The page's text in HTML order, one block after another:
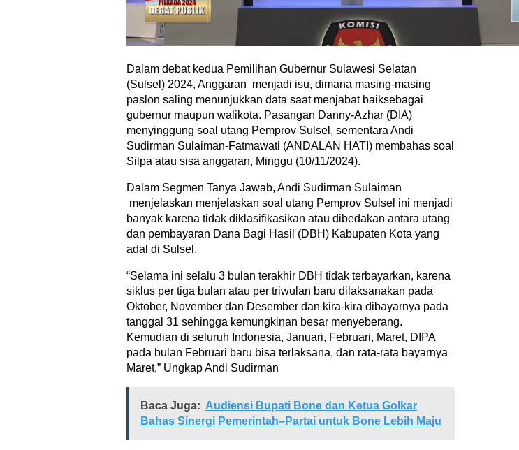
Dalam debat kedua Pemilihan Gubernur Sulawesi Selatan
(Sulsel) 2024, Anggaran menjadi isu, dimana masing-masing
paslon saling menunjukkan data saat menjabat baiksebagai
gubernur maupun walikota. Pasangan Danny-Azhar (DIA)
menyinggung soal utang Pemprov Sulsel, sementara Andi
Sudirman Sulaiman-Fatmawati (ANDALAN HATI) membahas soal
Silpa atau sisa anggaran, Minggu (10/11/2024).
Dalam Segmen Tanya Jawab, Andi Sudirman Sulaiman
menjelaskan menjelaskan soal utang Pemprov Sulsel ini menjadi
banyak karena tidak diklasifikasikan atau dibedakan antara utang
dan pembayaran Dana Bagi Hasil (DBH) Kabupaten Kota yang
adal di Sulsel.
“Selama ini selalu 3 bulan terakhir DBH tidak terbayarkan, karena
siklus per tiga bulan atau per triwulan baru dilaksanakan pada
Oktober, November dan Desember dan kira-kira dibayarnya pada
tanggal 31 sehingga kemungkinan besar menyeberang.
Kemudian di seluruh Indonesia, Januari, Februari, Maret, DIPA
pada bulan Februari baru bisa terlaksana, dan rata-rata bayarnya
Maret,” Ungkap Andi Sudirman
Baca Juga: Audiensi Bupati Bone dan Ketua Golkar
Bahas Sinergi Pemerintah–Partai untuk Bone Lebih Maju